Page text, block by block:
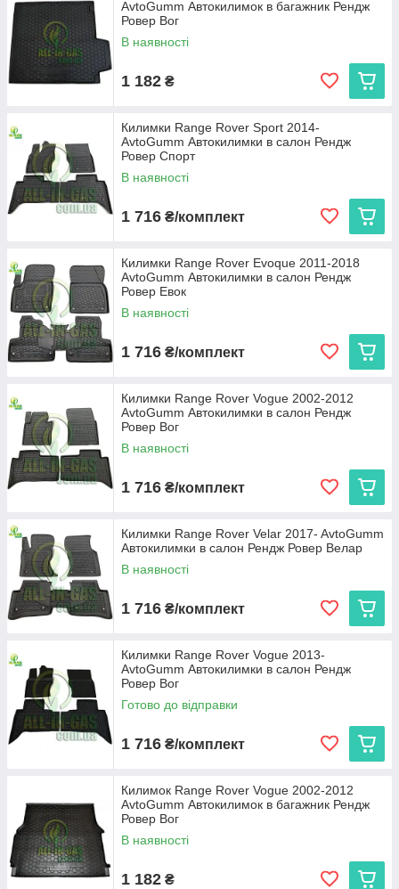
AvtoGumm Автокилимок в багажник Рендж
Ровер Вог
В наявності
1 182 ₴
Килимки Range Rover Sport 2014-
AvtoGumm Автокилимки в салон Рендж
Ровер Спорт
В наявності
1 716 ₴/комплект
Килимки Range Rover Evoque 2011-2018
AvtoGumm Автокилимки в салон Рендж
Ровер Евок
В наявності
1 716 ₴/комплект
Килимки Range Rover Vogue 2002-2012
AvtoGumm Автокилимки в салон Рендж
Ровер Вог
В наявності
1 716 ₴/комплект
Килимки Range Rover Velar 2017- AvtoGumm
Автокилимки в салон Рендж Ровер Велар
В наявності
1 716 ₴/комплект
Килимки Range Rover Vogue 2013-
AvtoGumm Автокилимки в салон Рендж
Ровер Вог
Готово до відправки
1 716 ₴/комплект
Килимок Range Rover Vogue 2002-2012
AvtoGumm Автокилимок в багажник Рендж
Ровер Вог
В наявності
1 182 ₴